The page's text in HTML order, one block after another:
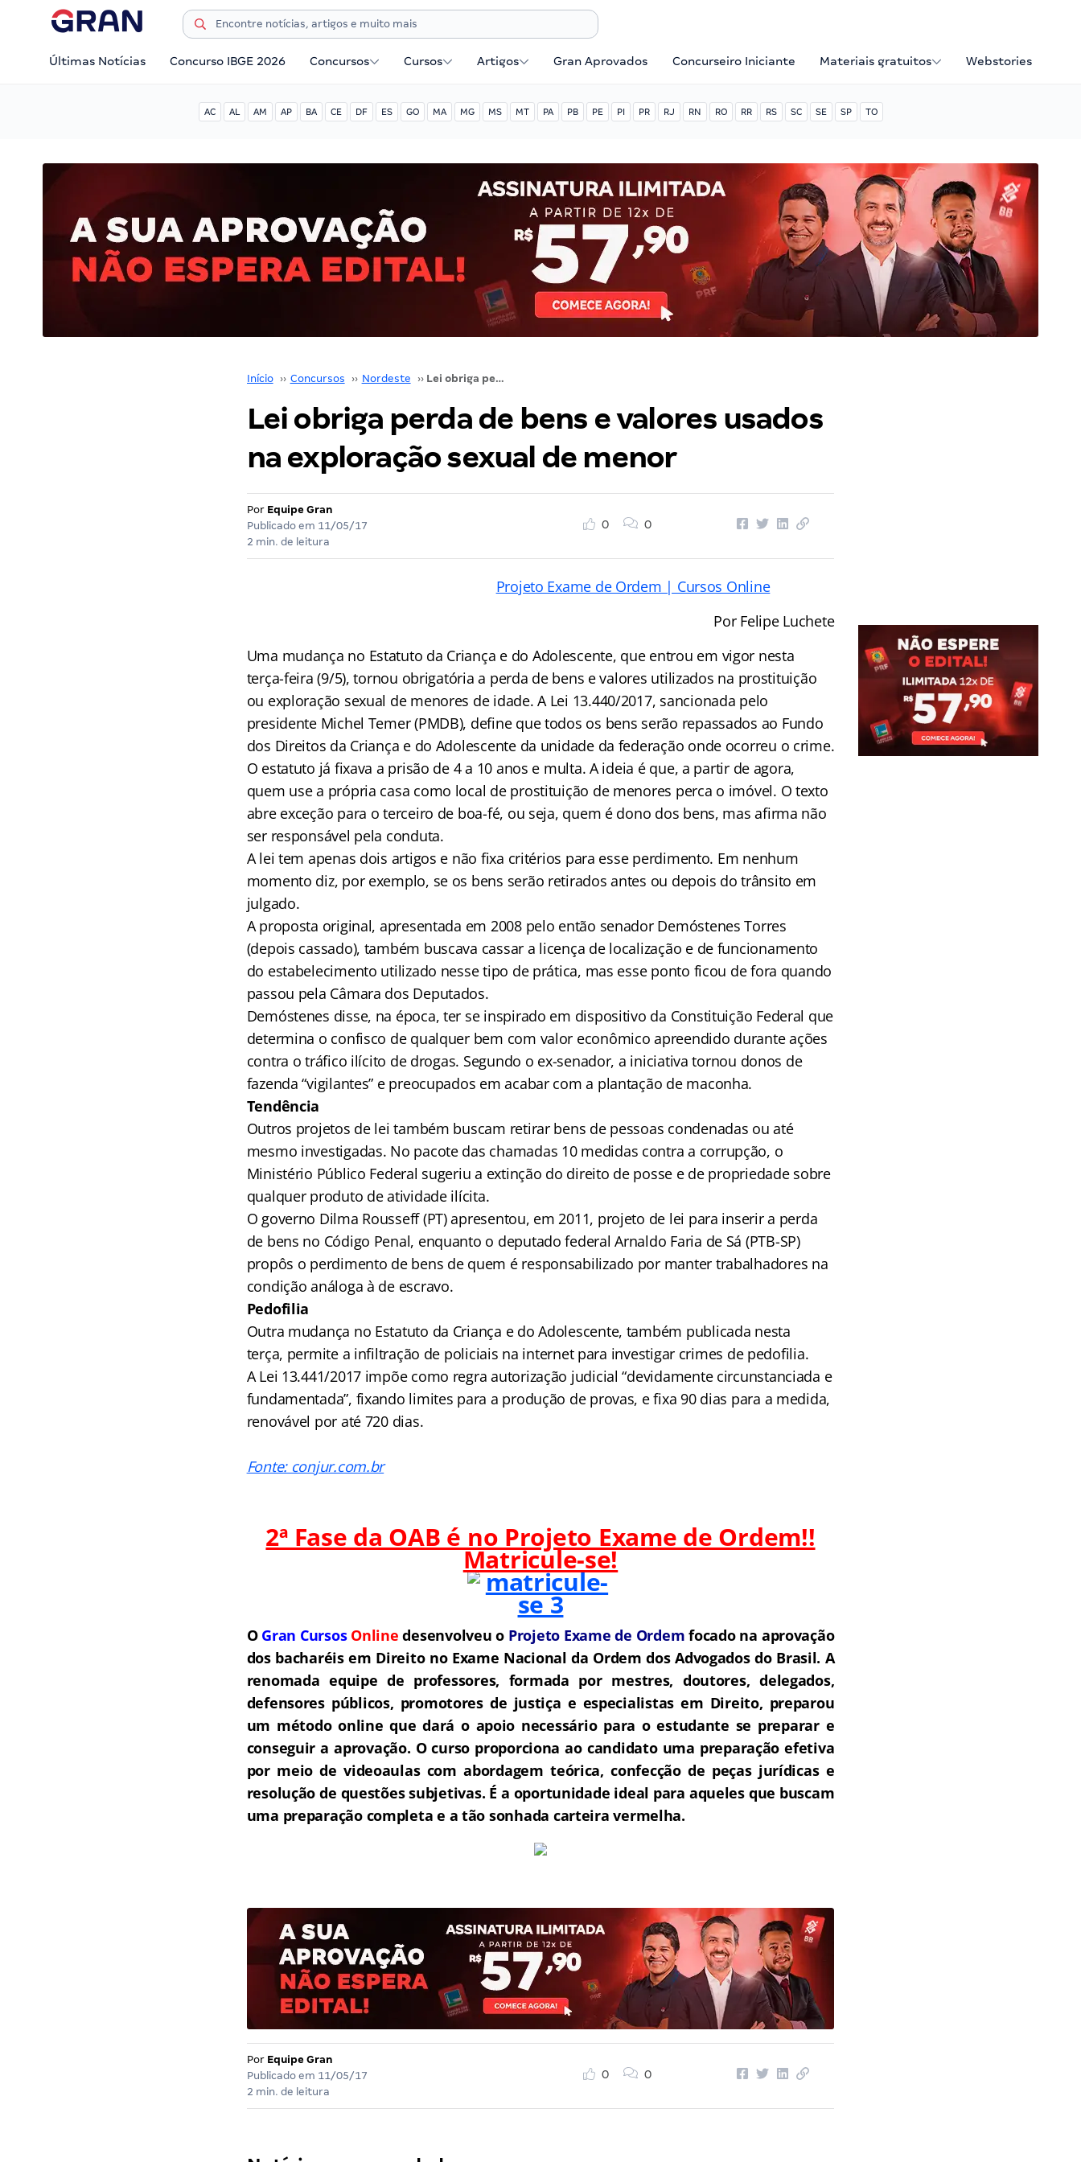
Últimas Notícias Concurso IBGE 2026 Concursos Cursos Artigos Gran Aprovados Concurseiro Iniciante Materiais gratuitos Webstories
AC AL AM AP BA CE DF ES GO MA MG MS MT PA PB PE PI PR RJ RN RO RR RS SC SE SP TO
Início ›› Concursos ›› Nordeste ›› Lei obriga perda de bens e valores usados na exploração sexual de menor
Lei obriga perda de bens e valores usados
na exploração sexual de menor
Por Equipe Gran
Publicado em 11/05/17
2 min. de leitura
0 0
Projeto Exame de Ordem | Cursos Online
Por Felipe Luchete
Uma mudança no Estatuto da Criança e do Adolescente, que entrou em vigor nesta
terça-feira (9/5), tornou obrigatória a perda de bens e valores utilizados na prostituição
ou exploração sexual de menores de idade. A Lei 13.440/2017, sancionada pelo
presidente Michel Temer (PMDB), define que todos os bens serão repassados ao Fundo
dos Direitos da Criança e do Adolescente da unidade da federação onde ocorreu o crime.
O estatuto já fixava a prisão de 4 a 10 anos e multa. A ideia é que, a partir de agora,
quem use a própria casa como local de prostituição de menores perca o imóvel. O texto
abre exceção para o terceiro de boa-fé, ou seja, quem é dono dos bens, mas afirma não
ser responsável pela conduta.
A lei tem apenas dois artigos e não fixa critérios para esse perdimento. Em nenhum
momento diz, por exemplo, se os bens serão retirados antes ou depois do trânsito em
julgado.
A proposta original, apresentada em 2008 pelo então senador Demóstenes Torres
(depois cassado), também buscava cassar a licença de localização e de funcionamento
do estabelecimento utilizado nesse tipo de prática, mas esse ponto ficou de fora quando
passou pela Câmara dos Deputados.
Demóstenes disse, na época, ter se inspirado em dispositivo da Constituição Federal que
determina o confisco de qualquer bem com valor econômico apreendido durante ações
contra o tráfico ilícito de drogas. Segundo o ex-senador, a iniciativa tornou donos de
fazenda “vigilantes” e preocupados em acabar com a plantação de maconha.
Tendência
Outros projetos de lei também buscam retirar bens de pessoas condenadas ou até
mesmo investigadas. No pacote das chamadas 10 medidas contra a corrupção, o
Ministério Público Federal sugeriu a extinção do direito de posse e de propriedade sobre
qualquer produto de atividade ilícita.
O governo Dilma Rousseff (PT) apresentou, em 2011, projeto de lei para inserir a perda
de bens no Código Penal, enquanto o deputado federal Arnaldo Faria de Sá (PTB-SP)
propôs o perdimento de bens de quem é responsabilizado por manter trabalhadores na
condição análoga à de escravo.
Pedofilia
Outra mudança no Estatuto da Criança e do Adolescente, também publicada nesta
terça, permite a infiltração de policiais na internet para investigar crimes de pedofilia.
A Lei 13.441/2017 impõe como regra autorização judicial “devidamente circunstanciada e
fundamentada”, fixando limites para a produção de provas, e fixa 90 dias para a medida,
renovável por até 720 dias.
Fonte: conjur.com.br
2ª Fase da OAB é no Projeto Exame de Ordem!!
Matricule-se!
O Gran Cursos Online desenvolveu o Projeto Exame de Ordem focado na aprovação
dos bacharéis em Direito no Exame Nacional da Ordem dos Advogados do Brasil. A
renomada equipe de professores, formada por mestres, doutores, delegados,
defensores públicos, promotores de justiça e especialistas em Direito, preparou
um método online que dará o apoio necessário para o estudante se preparar e
conseguir a aprovação. O curso proporciona ao candidato uma preparação efetiva
por meio de videoaulas com abordagem teórica, confecção de peças jurídicas e
resolução de questões subjetivas. É a oportunidade ideal para aqueles que buscam
uma preparação completa e a tão sonhada carteira vermelha.
Por Equipe Gran
Publicado em 11/05/17
2 min. de leitura
0 0